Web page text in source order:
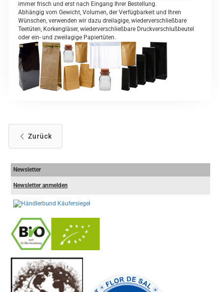
immer frisch und erst nach Eingang Ihrer Bestellung.
Abhängig vom Gewicht, Volumen, der Verfügbarkeit und Ihren
Wünschen, verwenden wir dazu dreilagige, wiederverschließbare
Teetüten, Korkengläser, wiederverschließbare Druckverschlußbeutel
oder ein- und zweilagige Papiertüten.
Zurück
Newsletter
Newsletter anmelden